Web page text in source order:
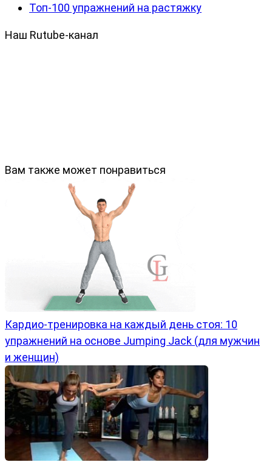
Топ-100 упражнений на растяжку
Наш Rutube-канал
Вам также может понравиться
Кардио-тренировка на каждый день стоя: 10
упражнений на основе Jumping Jack (для мужчин
и женщин)